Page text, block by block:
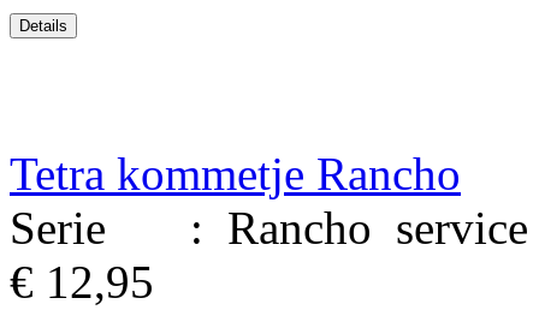
Tetra kommetje Rancho
Serie : Rancho service
€ 12,95